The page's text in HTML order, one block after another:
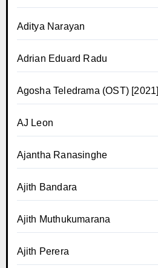
Aditya Narayan
Adrian Eduard Radu
Agosha Teledrama (OST) [2021]
AJ Leon
Ajantha Ranasinghe
Ajith Bandara
Ajith Muthukumarana
Ajith Perera